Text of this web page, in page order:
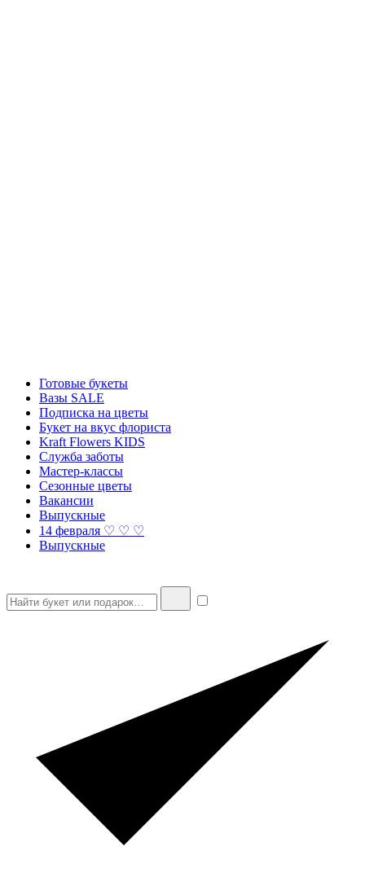
Готовые букеты
Вазы SALE
Подписка на цветы
Букет на вкус флориста
Kraft Flowers KIDS
Служба заботы
Мастер-классы
Сезонные цветы
Вакансии
Выпускные
14 февраля ♡ ♡ ♡
Выпускные